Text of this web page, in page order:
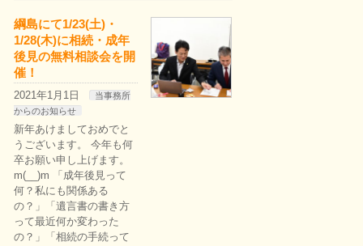
綱島にて1/23(土)・
1/28(木)に相続・成年
後見の無料相談会を開
催！
2021年1月1日
当事務所
からのお知らせ
新年あけましておめでと
うございます。 今年も何
卒お願い申し上げます。
m(__)m 「成年後見って
何？私にも関係ある
の？」「遺言書の書き方
って最近何か変わった
の？」「相続の手続って